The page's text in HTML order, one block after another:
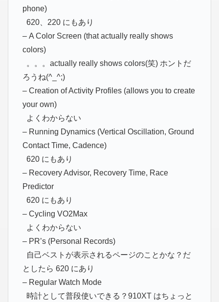
phone)
620、220 にもあり
– A Color Screen (that actually really shows
colors)
。。。actually really shows colors(笑) ホントだ
ろうね(^_^;)
– Creation of Activity Profiles (allows you to create
your own)
よくわからない
– Running Dynamics (Vertical Oscillation, Ground
Contact Time, Cadence)
620 にもあり
– Recovery Advisor, Recovery Time, Race
Predictor
620 にもあり
– Cycling VO2Max
よくわからない
– PR’s (Personal Records)
自己ベストが表示されるページのことかな？だ
としたら 620 にあり
– Regular Watch Mode
時計として普段使いできる？910XT はちょっと